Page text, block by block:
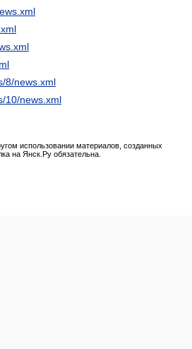
8/news.xml
10/news.xml
использовании материалов, созданных
на Янск.Ру обязательна.